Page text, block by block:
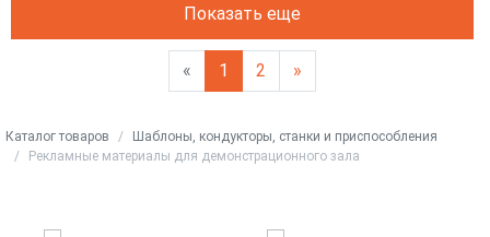
Показать еще
« 1 2 »
Каталог товаров
Шаблоны, кондукторы, станки и приспособления
Рекламные материалы для демонстрационного зала